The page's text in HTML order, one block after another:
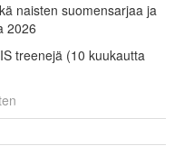
naisten suomensarjaa ja
2026
treenejä (10 kuukautta